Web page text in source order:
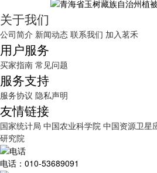
关于我们
公司简介 新闻动态 联系我们 加入茗禾
用户服务
买家指南 常见问题
服务支持
服务协议 隐私声明
友情链接
国家统计局 中国农业科学院 中国资源卫星
研究院
电话：010-53689091